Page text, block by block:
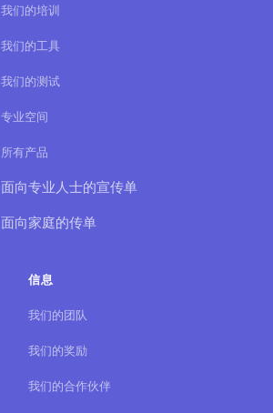
我们的培训
我们的工具
我们的测试
专业空间
所有产品
面向专业人士的宣传单
面向家庭的传单
信息
我们的团队
我们的奖励
我们的合作伙伴